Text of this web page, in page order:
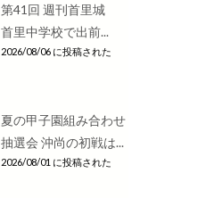
第41回 週刊首里城
首里中学校で出前...
2026/08/06 に投稿された
夏の甲子園組み合わせ
抽選会 沖尚の初戦は...
2026/08/01 に投稿された